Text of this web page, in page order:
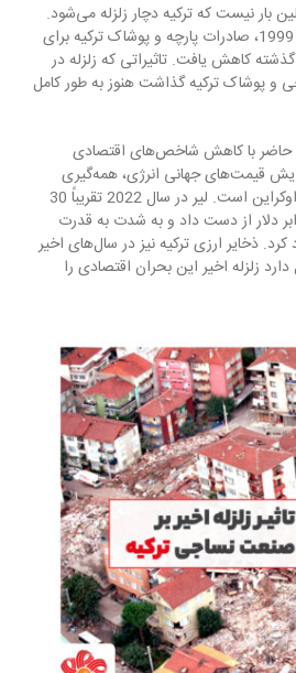
بار نیست که ترکیه دچار زلزله می‌شود.
به عنوان مثال، پس از زلزله 1999، صادرات پارچه و پوشاک ترکیه برای
کاهش یافت. تاثیراتی که زلزله در
نساجی و پوشاک ترکیه گذاشت هنوز به طور کامل
حاضر با کاهش شاخص‌های اقتصادی
قیمت‌های جهانی انرژی، همه‌گیری
کووید-19 و جنگ روسیه و اوکراین است. لیر در سال 2022 تقریباً 30
دلار از دست داد و به شدت به قدرت
ذخایر ارزی ترکیه نیز در سال‌های اخیر
زلزله اخیر این بحران اقتصادی را